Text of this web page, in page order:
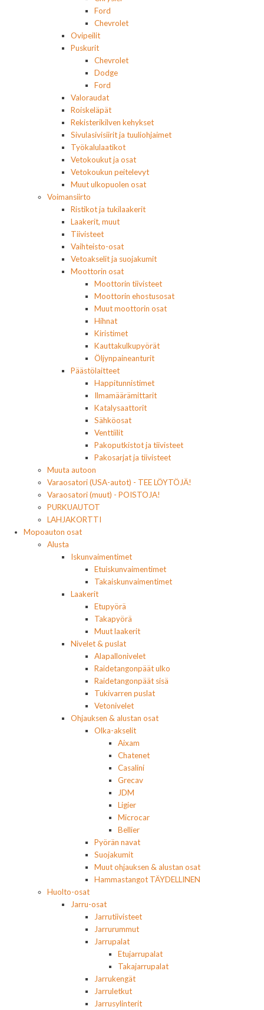
Ford
Chevrolet
Ovipeilit
Puskurit
Chevrolet
Dodge
Ford
Valoraudat
Roiskeläpät
Rekisterikilven kehykset
Sivulasivisiirit ja tuuliohjaimet
Työkalulaatikot
Vetokoukut ja osat
Vetokoukun peitelevyt
Muut ulkopuolen osat
Voimansiirto
Ristikot ja tukilaakerit
Laakerit, muut
Tiivisteet
Vaihteisto-osat
Vetoakselit ja suojakumit
Moottorin osat
Moottorin tiivisteet
Moottorin ehostusosat
Muut moottorin osat
Hihnat
Kiristimet
Kauttakulkupyörät
Öljynpaineanturit
Päästölaitteet
Happitunnistimet
Ilmamäärämittarit
Katalysaattorit
Sähköosat
Venttiilit
Pakoputkistot ja tiivisteet
Pakosarjat ja tiivisteet
Muuta autoon
Varaosatori (USA-autot) - TEE LÖYTÖJÄ!
Varaosatori (muut) - POISTOJA!
PURKUAUTOT
LAHJAKORTTI
Mopoauton osat
Alusta
Iskunvaimentimet
Etuiskunvaimentimet
Takaiskunvaimentimet
Laakerit
Etupyörä
Takapyörä
Muut laakerit
Nivelet & puslat
Alapallonivelet
Raidetangonpäät ulko
Raidetangonpäät sisä
Tukivarren puslat
Vetonivelet
Ohjauksen & alustan osat
Olka-akselit
Aixam
Chatenet
Casalini
Grecav
JDM
Ligier
Microcar
Bellier
Pyörän navat
Suojakumit
Muut ohjauksen & alustan osat
Hammastangot TÄYDELLINEN
Huolto-osat
Jarru-osat
Jarrutiivisteet
Jarrurummut
Jarrupalat
Etujarrupalat
Takajarrupalat
Jarrukengät
Jarruletkut
Jarrusylinterit